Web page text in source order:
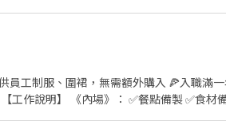
員工制服、圍裙，無需額外購入 🍕入職滿